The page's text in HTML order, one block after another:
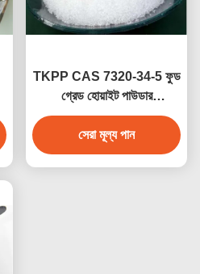
TKPP CAS 7320-34-5 ফুড
গ্রেড হোয়াইট পাউডার
টেট্রাপটাসিয়াম পাইরোফসফেট খাদ্য
সংযোজনের জন্য
সেরা মূল্য পান